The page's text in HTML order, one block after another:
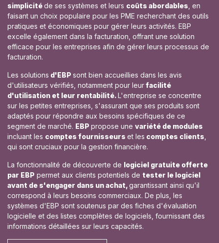
simplicitéde ses systèmes et leurs coûts abordables , en
faisant un choix populaire pour les PME recherchant des outils
pratiques et économiques pour gérer leurs activités. EBP
excelle également dans la facturation, offrant une solution
efficace pour les entreprises afin de gérer leurs processus de
facturation.
Les solutions d'EBP sont bien accueillies dans les avis
d'utilisateurs vérifiés, notamment pour leurfacilité
d'utilisation et leur rentabilité.L'entreprise se concentre
sur les petites entreprises, s'assurant que ses produits sont
adaptés pour répondre aux besoins spécifiques de ce
segment de marché. EBP propose une variété de modules
incluant les comptes fournisseurs et les comptes clients
qui sont cruciaux pour la gestion financière.
La fonctionnalité de découverte de logiciel gratuite offerte
par EBP permet aux clients potentiels de tester le logiciel
avant de s'engager dans un achat,garantissant ainsi qu'il
correspond à leurs besoins commerciaux. De plus, les
systèmes d'EBP sont soutenus par des fiches d'évaluation
logicielle et des listes complètes de logiciels, fournissant des
informations détaillées sur leurs capacités.